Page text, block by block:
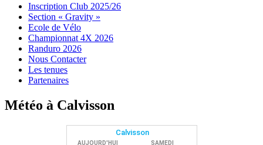
Menu
Widgets
Recherche
Aller
contenu
Inscription Club 2025/26
Section « Gravity »
Ecole de Vélo
Championnat 4X 2026
Randuro 2026
Nous Contacter
Les tenues
Partenaires
Météo à Calvisson